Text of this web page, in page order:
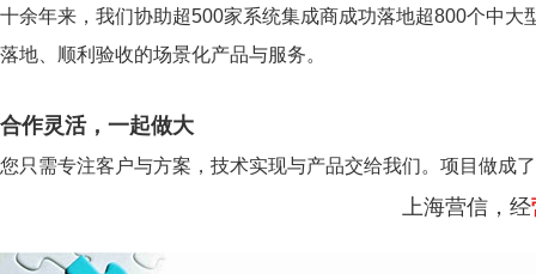
十余年来，我们协助超500家系统集成商成功落地超800个中大
落地、顺利验收的场景化产品与服务。
合作灵活，一起做大
您只需专注客户与方案，技术实现与产品交给我们。项目做成
上海营信，经